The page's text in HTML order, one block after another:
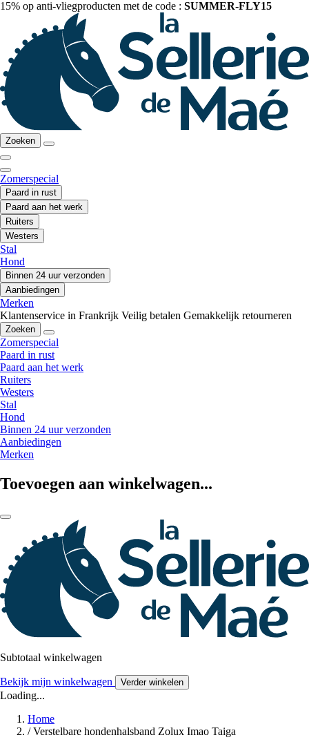
15% op anti-vliegproducten met de code : SUMMER-FLY15
Zoeken
Zomerspecial
Paard in rust
Paard aan het werk
Ruiters
Westers
Stal
Hond
Binnen 24 uur verzonden
Aanbiedingen
Merken
Klantenservice in Frankrijk Veilig betalen Gemakkelijk retourneren
Zoeken
Zomerspecial
Paard in rust
Paard aan het werk
Ruiters
Westers
Stal
Hond
Binnen 24 uur verzonden
Aanbiedingen
Merken
Toevoegen aan winkelwagen...
Subtotaal winkelwagen
Bekijk mijn winkelwagen Verder winkelen
Loading...
Home
/ Verstelbare hondenhalsband Zolux Imao Taiga